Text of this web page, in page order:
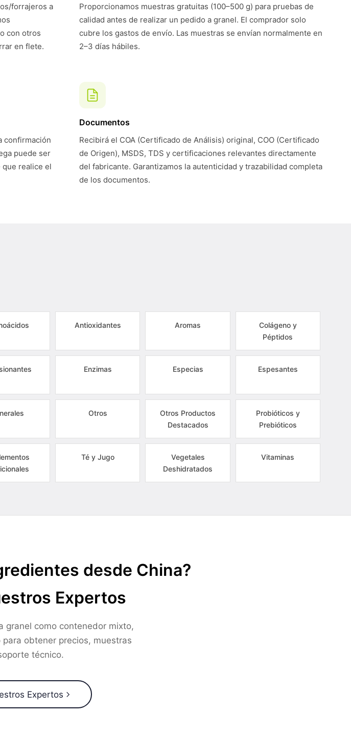
forrajeros a
con otros
en flete.
Proporcionamos muestras gratuitas (100–500 g) para pruebas de
calidad antes de realizar un pedido a granel. El comprador solo
cubre los gastos de envío. Las muestras se envían normalmente en
2–3 días hábiles.
confirmación
puede ser
que realice el
Documentos
Recibirá el COA (Certificado de Análisis) original, COO (Certificado
de Origen), MSDS, TDS y certificaciones relevantes directamente
del fabricante. Garantizamos la autenticidad y trazabilidad completa
de los documentos.
Antioxidantes Aromas
Colágeno y
Péptidos
Enzimas Especias Espesantes
Otros
Otros Productos
Destacados
Probióticos y
Prebióticos
Té y Jugo
Vegetales
Deshidratados
Vitaminas
desde China?
Expertos
granel como contenedor mixto,
obtener precios, muestras
técnico.
Expertos